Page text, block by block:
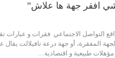
افقر جهة ها علاش”
التواصل الاجتماعي فقرات و عبارات
المفقرة، أو جهة درعة تافيلالت يقال
طبيعية و اقتصادية…